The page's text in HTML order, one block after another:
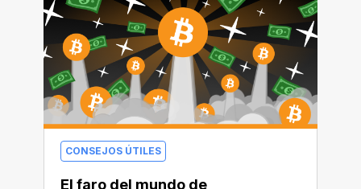
CONSEJOS ÚTILES
El faro del mundo de